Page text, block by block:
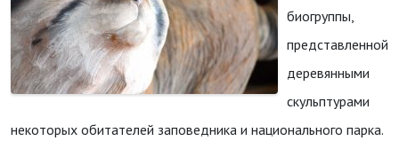
биогруппы,
представленной
деревянными
скульптурами
некоторых обитателей заповедника и национального парка.